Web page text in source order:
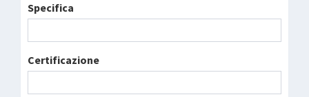
Specifica
Certificazione